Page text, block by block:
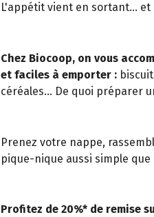
L'appétit vient en sortant... et
Chez Biocoop, on vous
et faciles à emporter :
céréales... De quoi préparer
Prenez votre nappe,
pique-nique aussi simple que
Profitez de 20%* de remise